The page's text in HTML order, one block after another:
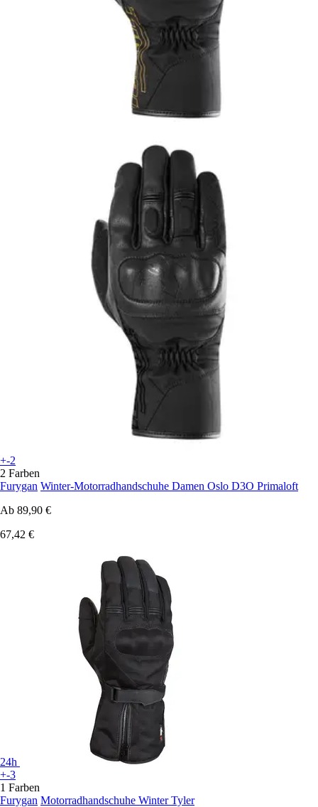
+-2
2 Farben
Furygan Winter-Motorradhandschuhe Damen Oslo D3O Primaloft
Ab 89,90 €
67,42 €
24h
+-3
1 Farben
Furygan Motorradhandschuhe Winter Tyler